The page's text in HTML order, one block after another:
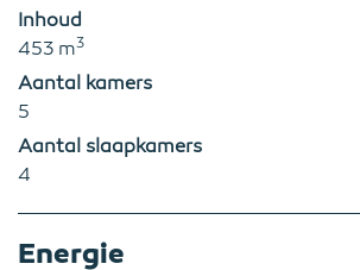
Inhoud
453 m3
Aantal kamers
5
Aantal slaapkamers
4
Energie